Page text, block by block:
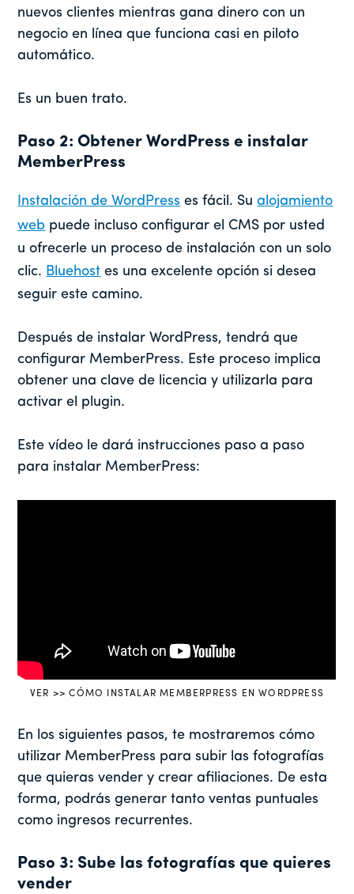
nuevos clientes mientras gana dinero con un
negocio en línea que funciona casi en piloto
automático.
Es un buen trato.
Paso 2: Obtener WordPress e instalar
MemberPress
Instalación de WordPress es fácil. Sualojamiento
web puede incluso configurar el CMS por usted
u ofrecerle un proceso de instalación con un solo
clic. Bluehost es una excelente opción si desea
seguir este camino.
Después de instalar WordPress, tendrá que
configurar MemberPress. Este proceso implica
obtener una clave de licencia y utilizarla para
activar el plugin.
Este vídeo le dará instrucciones paso a paso
para instalar MemberPress:
VER >> CÓMO INSTALAR MEMBERPRESS EN WORDPRESS
En los siguientes pasos, te mostraremos cómo
utilizar MemberPress para subir las fotografías
que quieras vender y crear afiliaciones. De esta
forma, podrás generar tanto ventas puntuales
como ingresos recurrentes.
Paso 3: Sube las fotografías que quieres
vender